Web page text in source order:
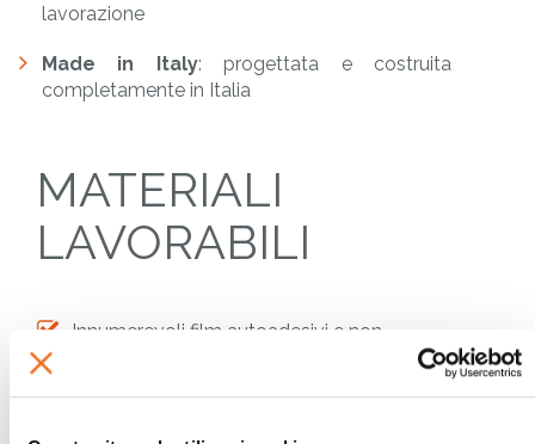
lavorazione
Made in Italy: progettata e costruita
completamente in Italia
MATERIALI
LAVORABILI
Innumerevoli film autoadesivi e non
autoadesivi, con e senza liner protettivo